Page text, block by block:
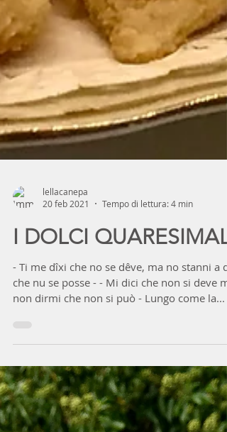
20 feb 2021
Tempo di lettura: 4 min
I DOLCI QUARESIMALI
- Ti me dîxi che no se dêve, ma no stanni a di
che nu se posse - - Mi dici che non si deve